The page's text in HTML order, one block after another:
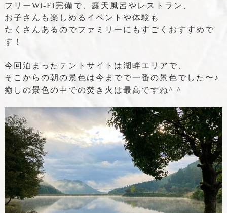
フリーWi-Fi完備で、露天風呂やレストラン、
お子さんも楽しめるイベントや体験も
たくさんあるのでファミリーにもすごくおすすめで
す！
今回泊まったテントサイトは湖畔エリアで、
そこからの朝の景色は今までで一番の景色でした〜♪
癒しの景色の中での焚き火は最高ですね^ ^